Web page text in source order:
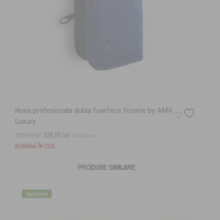
Husa profesionala dubla foarfece frizerie by AMA
Luxury
Prețul
inițial
100,00lei Prețul
100,00 lei.
TVA Inclus
ADAUGĂ ÎN COȘ
PRODUSE SIMILARE
REDUCERE